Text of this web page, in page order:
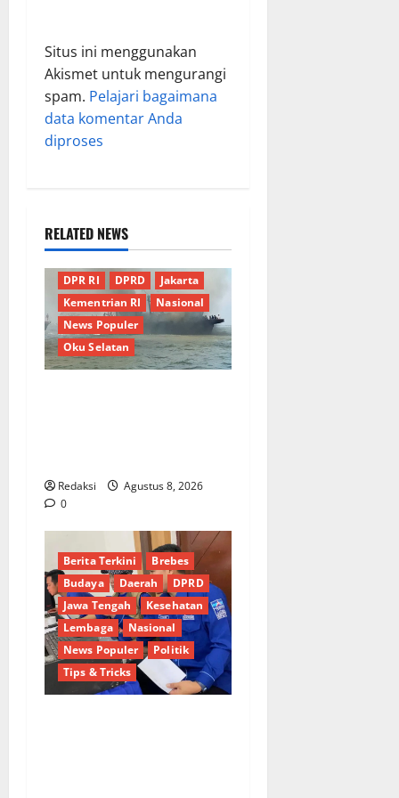
Situs ini menggunakan
Akismet untuk mengurangi
spam. Pelajari bagaimana
data komentar Anda
diproses
RELATED NEWS
DPR RI
DPRD
Jakarta
Kementrian RI
Nasional
News Populer
Oku Selatan
Redaksi
Agustus 8, 2026
0
Berita Terkini
Brebes
Budaya
Daerah
DPRD
Jawa Tengah
Kesehatan
Lembaga
Nasional
News Populer
Politik
Tips & Tricks